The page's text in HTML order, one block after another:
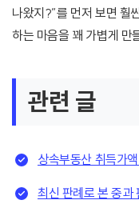
나왔지?”를 먼저 보면 훨
하는 마음을 꽤 가볍게 만
관련 글
상속부동산 취득가
최신 판례로 본 중과